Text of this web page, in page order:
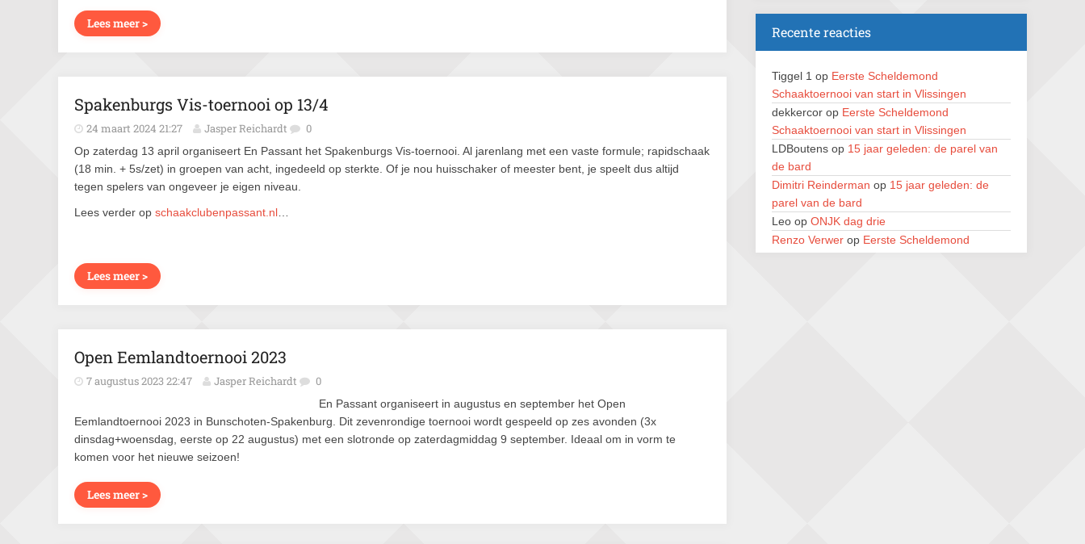
Lees meer >
Spakenburgs Vis-toernooi op 13/4
24 maart 2024 21:27 Jasper Reichardt 0
Op zaterdag 13 april organiseert En Passant het Spakenburgs Vis-toernooi. Al jarenlang met een vaste formule; rapidschaak
(18 min. + 5s/zet) in groepen van acht, ingedeeld op sterkte. Of je nou huisschaker of meester bent, je speelt dus altijd
tegen spelers van ongeveer je eigen niveau.
Lees verder op schaakclubenpassant.nl
Lees meer >
Open Eemlandtoernooi 2023
7 augustus 2023 22:47 Jasper Reichardt 0
En Passant organiseert in augustus en september het Open
Eemlandtoernooi 2023 in Bunschoten-Spakenburg. Dit zevenrondige toernooi wordt gespeeld op zes avonden (3x
dinsdag+woensdag, eerste op 22 augustus) met een slotronde op zaterdagmiddag 9 september. Ideaal om in vorm te
komen voor het nieuwe seizoen!
Lees meer >
Groninger stappenkampioenschap
5 september 2026 · Groningen
Zwolle Zuid Schaakt! Terrassentoernooi
voor duo’s
5 september 2026 · Zwolle
22e Hans Sandbrink Memorial
5 september 2026 · Utrecht
Open Kampioenschap Gouda 2026
5 september 2026 · Gouda
Recente reacties
Tiggel 1 op Eerste Scheldemond
Schaaktoernooi van start in Vlissingen
dekkercor op Eerste Scheldemond
Schaaktoernooi van start in Vlissingen
LDBoutens op 15 jaar geleden: de parel van
de bard
Dimitri Reinderman op 15 jaar geleden: de
parel van de bard
Leo op ONJK dag drie
Renzo Verwer op Eerste Scheldemond